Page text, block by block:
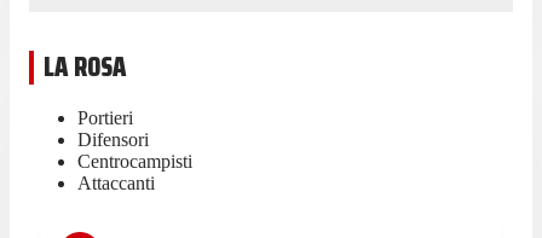
LA ROSA
Portieri
Difensori
Centrocampisti
Attaccanti